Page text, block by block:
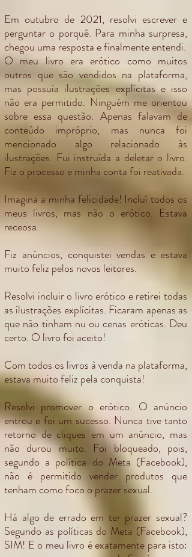
Em outubro de 2021, resolvi escrever e
perguntar o porquê. Para minha surpresa,
chegou uma resposta e finalmente entendi.
O meu livro era erótico como muitos
outros que são vendidos na plataforma,
mas possuía ilustrações explícitas e isso
não era permitido. Ninguém me orientou
sobre essa questão. Apenas falavam de
conteúdo impróprio, mas nunca foi
mencionado algo relacionado às
ilustrações. Fui instruída a deletar o livro.
Fiz o processo e minha conta foi reativada.
Imagina a minha felicidade! Incluí todos os
meus livros, mas não o erótico. Estava
receosa.
Fiz anúncios, conquistei vendas e estava
muito feliz pelos novos leitores.
Resolvi incluir o livro erótico e retirei todas
as ilustrações explícitas. Ficaram apenas as
que não tinham nu ou cenas eróticas. Deu
certo. O livro foi aceito!
Com todos os livros à venda na plataforma,
estava muito feliz pela conquista!
Resolvi promover o erótico. O anúncio
entrou e foi um sucesso. Nunca tive tanto
retorno de cliques em um anúncio, mas
não durou muito. Foi bloqueado, pois,
segundo a política do Meta (Facebook),
não é permitido vender produtos que
tenham como foco o prazer sexual.
Há algo de errado em ter prazer sexual?
Segundo as políticas do Meta (Facebook),
SIM! E o meu livro é exatamente para isto: